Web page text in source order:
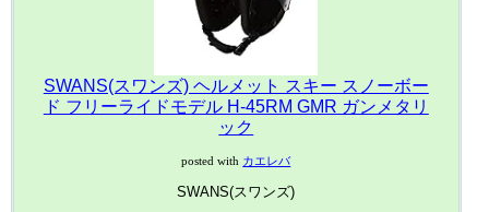
SWANS(スワンズ) ヘルメット スキー スノーボー
ド フリーライドモデル H-45RM GMR ガンメタリ
ック
posted with カエレバ
SWANS(スワンズ)